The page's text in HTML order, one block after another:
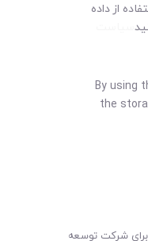
از داده
By using
the
حقوق برای شرکت توسعه